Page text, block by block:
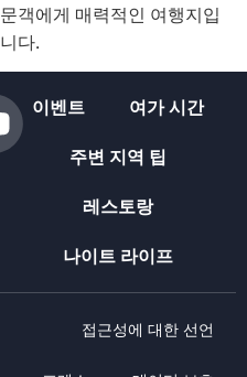
문객에게 매력적인 여행지입
니다.
이벤트 여가 시간
주변 지역 팁
레스토랑
나이트 라이프
접근성에 대한 선언